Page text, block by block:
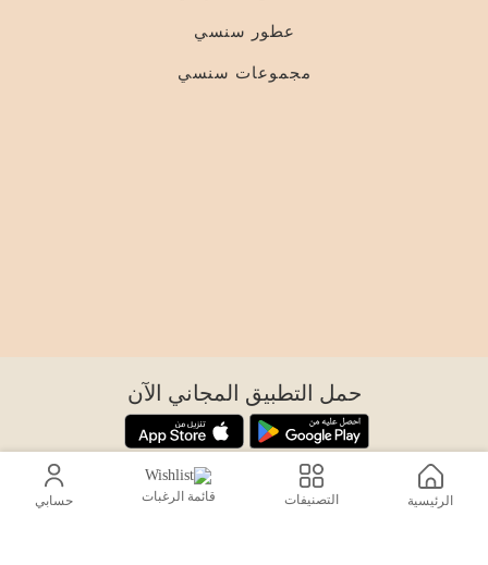
الرئيسية التصنيفات قائمة الرغبات حسابي
عطور سنسي
مجموعات سنسي
حمل التطبيق المجاني الآن
اتصل بنا